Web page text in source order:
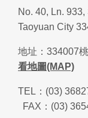
No. 40, Ln.
Taoyuan City
地址： 334007
看地圖(MAP)
TEL ： (03)
FAX ： (03)